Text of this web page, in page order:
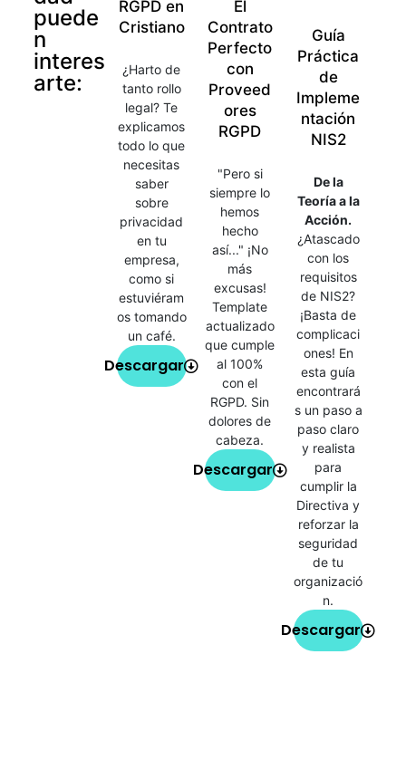
puede
n
interes
arte:
RGPD en
Cristiano
¿Harto de
tanto rollo
legal? Te
explicamos
todo lo que
necesitas
saber
sobre
privacidad
en tu
empresa,
como si
estuviéram
os tomando
un café.
Descargar
El
Contrato
Perfecto
con
Proveed
ores
RGPD
"Pero si
siempre lo
hemos
hecho
así..." ¡No
más
excusas!
Template
actualizado
que cumple
al 100%
con el
RGPD. Sin
dolores de
cabeza.
Descargar
Guía
Práctica
de
Impleme
ntación
NIS2
De la
Teoría a la
Acción.
¿Atascado
con los
requisitos
de NIS2?
¡Basta de
complicaci
ones! En
esta guía
encontrará
s un paso a
paso claro
y realista
para
cumplir la
Directiva y
reforzar la
seguridad
de tu
organizació
n.
Descargar